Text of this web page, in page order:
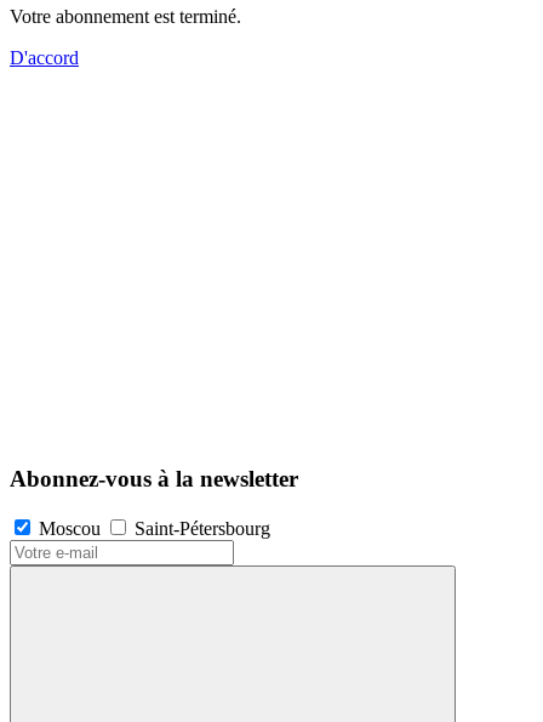
Votre abonnement est terminé.
D'accord
Abonnez-vous à la newsletter
Moscou Saint-Pétersbourg